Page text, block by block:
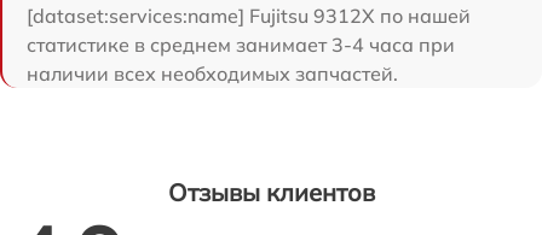
[dataset:services:name] Fujitsu 9312X по нашей
статистике в среднем занимает 3-4 часа при
наличии всех необходимых запчастей.
Отзывы клиентов